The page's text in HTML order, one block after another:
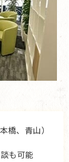
橋、青山）
も可能